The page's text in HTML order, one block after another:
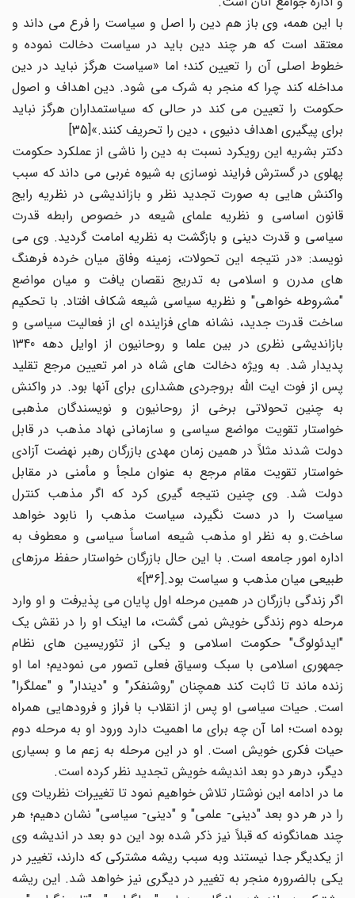
با این همه، وی باز هم دین را اصل و سیاست را فرع می داند و
معتقد است که هر چند دین باید در سیاست دخالت نموده و
خطوط اصلی آن را تعیین کند؛ اما «سیاست هرگز نباید در دین
مداخله کند چرا که منجر به شرک می شود. دین اهداف و اصول
حکومت را تعیین می کند در حالی که سیاستمداران هرگز نباید
برای پیگیری اهداف دنیوی ، دین را تحریف کنند.»[35]
دکتر بشریه این رویکرد نسبت به دین را ناشی از عملکرد حکومت
پهلوی در گسترش فرایند نوسازی به شیوه غربی می داند که سبب
واکنش هایی به صورت تجدید نظر و بازاندیشی در نظریه رایج
قانون اساسی و نظریه علمای شیعه در خصوص رابطه قدرت
سیاسی و قدرت دینی و بازگشت به نظریه امامت گردید. وی می
نویسد: «در نتیجه این تحولات، زمینه وفاق میان خرده فرهنگ
های مدرن و اسلامی به تدریج نقصان یافت و میان مواضع
"مشروطه خواهی" و نظریه سیاسی شیعه شکاف افتاد. با تحکیم
ساخت قدرت جدید، نشانه های فزاینده ای از فعالیت سیاسی و
بازاندیشی نظری در بین علما و روحانیون از اوایل دهه 1340
پدیدار شد. به ویژه دخالت های شاه در امر تعیین مرجع تقلید
پس از فوت ایت الله بروجردی هشداری برای آنها بود. در واکنش
به چنین تحولاتی برخی از روحانیون و نویسندگان مذهبی
خواستار تقویت مواضع سیاسی و سازمانی نهاد مذهب در قابل
دولت شدند مثلاً در همین زمان مهدی بازرگان رهبر نهضت آزادی
خواستار تقویت مقام مرجع به عنوان ملجأ و مأمنی در مقابل
دولت شد. وی چنین نتیجه گیری کرد که اگر مذهب کنترل
سیاست را در دست نگیرد، سیاست مذهب را نابود خواهد
ساخت.و به نظر او مذهب شیعه اساساً سیاسی و معطوف به
اداره امور جامعه است. با این حال بازرگان خواستار حفظ مرزهای
طبیعی میان مذهب و سیاست بود.[36]»
اگر زندگی بازرگان در همین مرحله اول پایان می پذیرفت و او وارد
مرحله دوم زندگی خویش نمی گشت، ما اینک او را در نقش یک
"ایدئولوگ" حکومت اسلامی و یکی از تئوریسین های نظام
جمهوری اسلامی با سبک وسیاق فعلی تصور می نمودیم؛ اما او
زنده ماند تا ثابت کند همچنان "روشنفکر" و "دیندار" و "عملگرا"
است. حیات سیاسی او پس از انقلاب با فراز و فرودهایی همراه
بوده است؛ اما آن چه برای ما اهمیت دارد ورود او به مرحله دوم
حیات فکری خویش است. او در این مرحله به زعم ما و بسیاری
دیگر، درهر دو بعد اندیشه خویش تجدید نظر کرده است.
ما در ادامه این نوشتار تلاش خواهیم نمود تا تغییرات نظریات وی
را در هر دو بعد "دینی- علمی" و "دینی- سیاسی" نشان دهیم؛ هر
چند همانگونه که قبلاً نیز ذکر شده بود این دو بعد در اندیشه وی
از یکدیگر جدا نیستند وبه سبب ریشه مشترکی که دارند، تغییر در
یکی بالضروره منجر به تغییر در دیگری نیز خواهد شد. این ریشه